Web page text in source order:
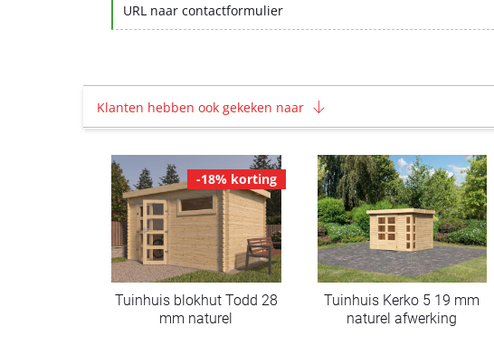
URL naar contactformulier
Klanten hebben ook gekeken naar
-18% korting
Tuinhuis blokhut Todd 28
mm naturel
Tuinhuis Kerko 5 19 mm
naturel afwerking